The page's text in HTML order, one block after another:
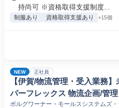
持尚可 ※資格取得支援制度...
制服あり 資格取得支援あり +15個
NEW 正社員
【伊賀/物流管理・受入業務
パーフレックス 物流企画/管理
ボルグワーナー・モールスシステムズ